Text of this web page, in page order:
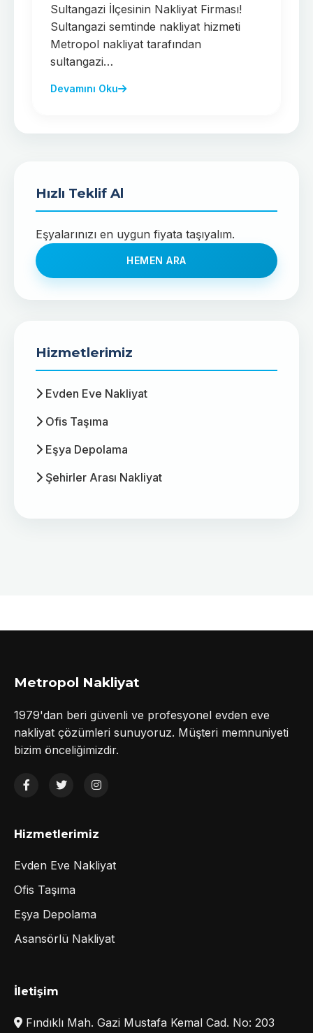
Sultangazi İlçesinin Nakliyat Firması!
Sultangazi semtinde nakliyat hizmeti
Metropol nakliyat tarafından
sultangazi…
Devamını Oku
Hızlı Teklif Al
Eşyalarınızı en uygun fiyata taşıyalım.
HEMEN ARA
Hizmetlerimiz
Evden Eve Nakliyat
Ofis Taşıma
Eşya Depolama
Şehirler Arası Nakliyat
Metropol Nakliyat
1979'dan beri güvenli ve profesyonel evden eve
nakliyat çözümleri sunuyoruz. Müşteri memnuniyeti
bizim önceliğimizdir.
Hizmetlerimiz
Evden Eve Nakliyat
Ofis Taşıma
Eşya Depolama
Asansörlü Nakliyat
İletişim
Fındıklı Mah. Gazi Mustafa Kemal Cad. No: 203